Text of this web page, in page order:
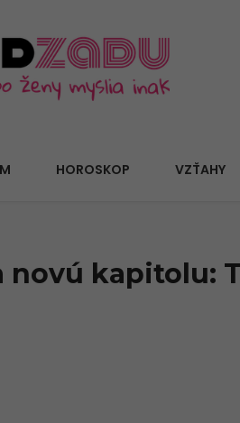
HOROSKOP VZŤAHY
novú kapitolu: